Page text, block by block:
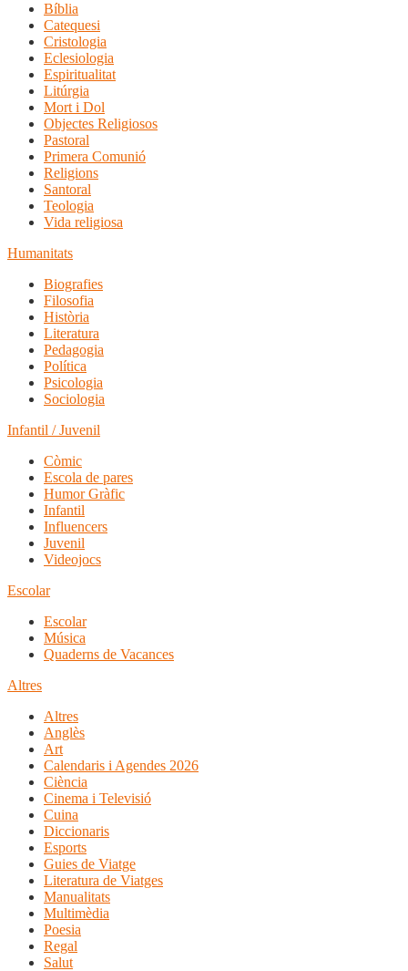
Bíblia
Catequesi
Cristologia
Eclesiologia
Espiritualitat
Litúrgia
Mort i Dol
Objectes Religiosos
Pastoral
Primera Comunió
Religions
Santoral
Teologia
Vida religiosa
Humanitats
Biografies
Filosofia
Història
Literatura
Pedagogia
Política
Psicologia
Sociologia
Infantil / Juvenil
Còmic
Escola de pares
Humor Gràfic
Infantil
Influencers
Juvenil
Videojocs
Escolar
Escolar
Música
Quaderns de Vacances
Altres
Altres
Anglès
Art
Calendaris i Agendes 2026
Ciència
Cinema i Televisió
Cuina
Diccionaris
Esports
Guies de Viatge
Literatura de Viatges
Manualitats
Multimèdia
Poesia
Regal
Salut